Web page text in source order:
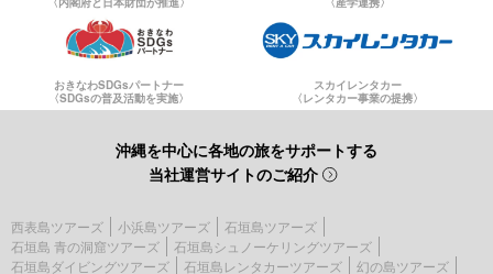
おきなわSDGsパートナー
〈SDGsの普及活動を実施〉
スカイレンタカー
〈レンタカー事業の提携〉
沖縄を中心に各地の旅をサポートする
当社運営サイトのご紹介
西表島ツアーズ 小浜島ツアーズ
石垣島ツアーズ
石垣島 青の洞窟ツアーズ
石垣島シュノーケリングツアーズ
石垣島ダイビングツアーズ
石垣島レンタカーツアーズ 幻の島ツアーズ